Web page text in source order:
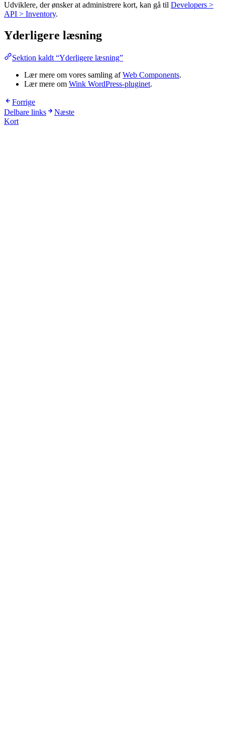
Udviklere, der ønsker at administrere kort, kan gå til Developers >
API > Inventory.
Yderligere læsning
Sektion kaldt “Yderligere læsning”
Lær mere om vores samling afWeb Components.
Lær mere om Wink WordPress-pluginet.
Forrige
Delbare links
Næste
Kort